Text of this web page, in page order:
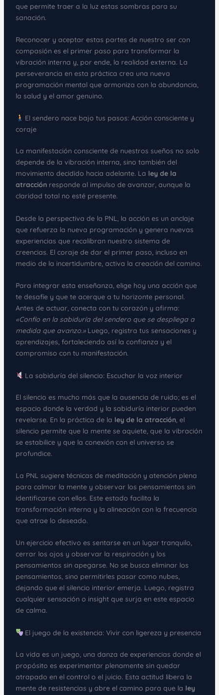
que permite traer a la luz estas sombras para su
sanación.
Reconocer y aceptar estas partes de nuestro ser con
compasión es el primer paso para transformar la
vibración interna y, por ende, la realidad externa. La
perseverancia en esta práctica crea una nueva
programación mental que armoniza con la abundancia,
la salud y el amor genuino.
El sendero nace bajo tus pasos: Acción consciente y
coraje
La manifestación consciente de nuestros sueños no solo
depende de la vibración interna, sino también del
movimiento decidido hacia adelante. La ley de la
atracciónresponde al impulso de avanzar, aunque la
claridad total no esté presente.
Desde la perspectiva de la PNL, la acción es un anclaje
que refuerza la nueva programación y genera nuevas
experiencias que recalibran nuestro sistema de
creencias. El coraje de dar el primer paso, incluso en
medio de la incertidumbre, activa la creación del camino.
Para integrar esta enseñanza, elige hoy una acción que
te desafíe y que te acerque a tu horizonte personal.
Antes de actuar, conecta con tu corazón y afirma:
«Confío en la sabiduría del sendero que se despliega a
medida que avanzo.»Luego, registra tus sensaciones y
aprendizajes, fortaleciendo así la confianza y el
compromiso con tu manifestación.
La sabiduría del silencio: Escuchar la voz interior
El silencio es mucho más que la ausencia de ruido; es el
espacio donde la verdad y la sabiduría interior pueden
revelarse. En la práctica de la ley de la atracción, el
silencio permite que la mente se aquiete, que la vibración
se estabilice y que la conexión con el universo se
profundice.
La PNL sugiere técnicas de meditación y atención plena
para calmar la mente y observar los pensamientos sin
identificarse con ellos. Este estado facilita la
transformación interna y la alineación con la frecuencia
que atrae lo deseado.
Un ejercicio efectivo es sentarse en un lugar tranquilo,
cerrar los ojos y observar la respiración y los
pensamientos sin apegarse. No se busca eliminar los
pensamientos, sino permitirles pasar como nubes,
dejando que el silencio interior emerja. Luego, registra
cualquier sensación o insight que surja en este espacio
de calma.
El juego de la existencia: Vivir con ligereza y presencia
La vida es un juego, una danza de experiencias donde el
propósito es experimentar plenamente sin quedar
atrapado en el control o el juicio. Esta actitud libera la
mente de resistencias y abre el camino para que la ley